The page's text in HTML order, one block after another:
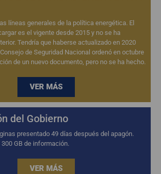
líneas generales de la política energética. El
es el vigente desde 2015 y no se ha
Tendría que haberse actualizado en 2020
de Seguridad Nacional ordenó en octubre
de un nuevo documento, pero no se ha hecho.
VER MÁS
del Gobierno
presentado 49 días después del apagón.
GB de información.
VER MÁS